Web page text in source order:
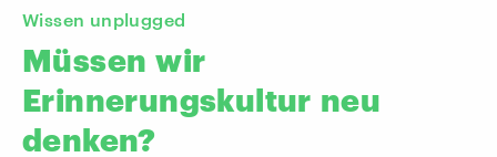
Wissen unplugged
Müssen wir
Erinnerungskultur neu
denken?